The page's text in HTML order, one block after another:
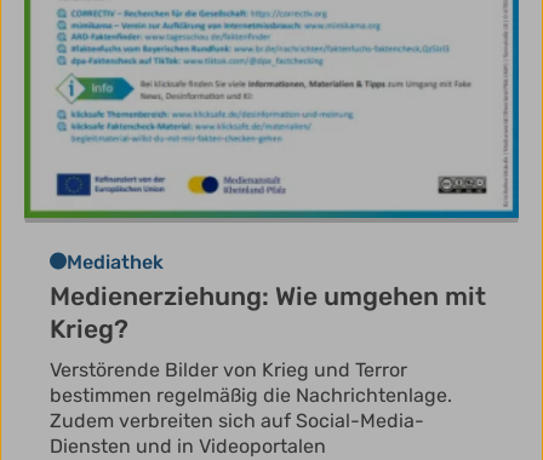
Mediathek
Medienerziehung: Wie umgehen mit
Krieg?
Verstörende Bilder von Krieg und Terror
bestimmen regelmäßig die Nachrichtenlage.
Zudem verbreiten sich auf Social-Media-
Diensten und in Videoportalen